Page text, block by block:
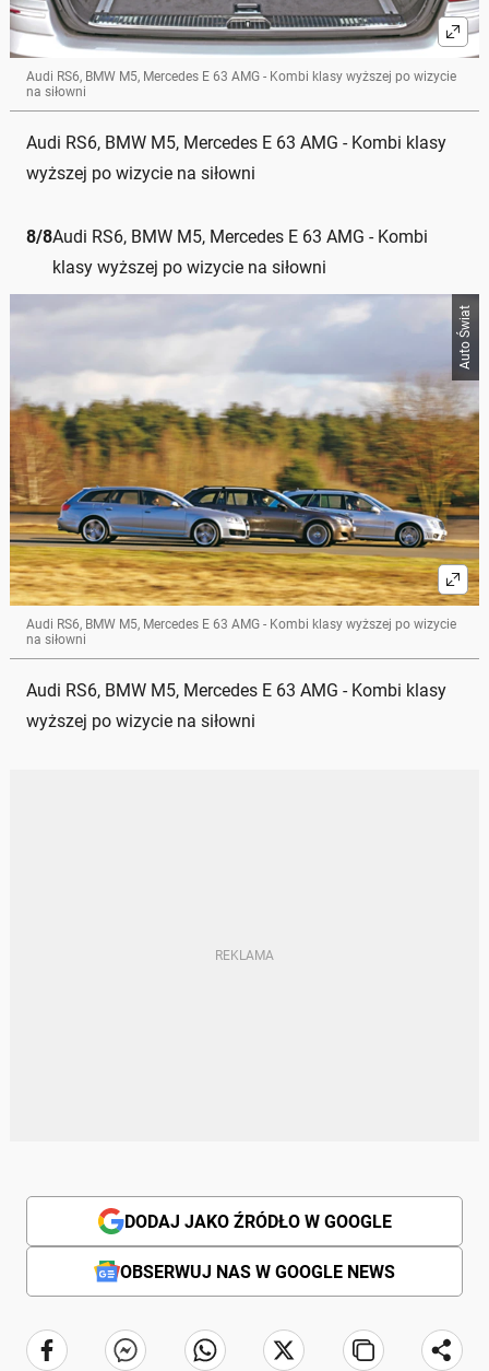
Audi RS6, BMW M5, Mercedes E 63 AMG - Kombi klasy wyższej po wizycie
na siłowni
Audi RS6, BMW M5, Mercedes E 63 AMG - Kombi klasy
wyższej po wizycie na siłowni
8/8Audi RS6, BMW M5, Mercedes E 63 AMG - Kombi
klasy wyższej po wizycie na siłowni
Auto Świat
Audi RS6, BMW M5, Mercedes E 63 AMG - Kombi klasy wyższej po wizycie
na siłowni
Audi RS6, BMW M5, Mercedes E 63 AMG - Kombi klasy
wyższej po wizycie na siłowni
DODAJ JAKO ŹRÓDŁO W GOOGLE
OBSERWUJ NAS W GOOGLE NEWS